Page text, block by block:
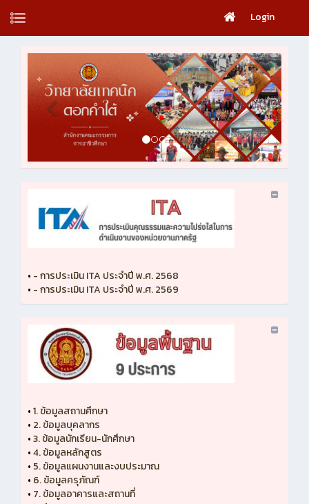
Login
• - การประเมิน ITA ประจำปี พ.ศ. 2568
• - การประเมิน ITA ประจำปี พ.ศ. 2569
•1. ข้อมูลสถานศึกษา
• 2. ข้อมูลบุคลากร
•3. ข้อมูลนักเรียน-นักศึกษา
•4. ข้อมูลหลักสูตร
• 5. ข้อมูลแผนงานและงบประมาณ
• 6. ข้อมูลครุภัณฑ์
• 7. ข้อมูลอาคารและสถานที่